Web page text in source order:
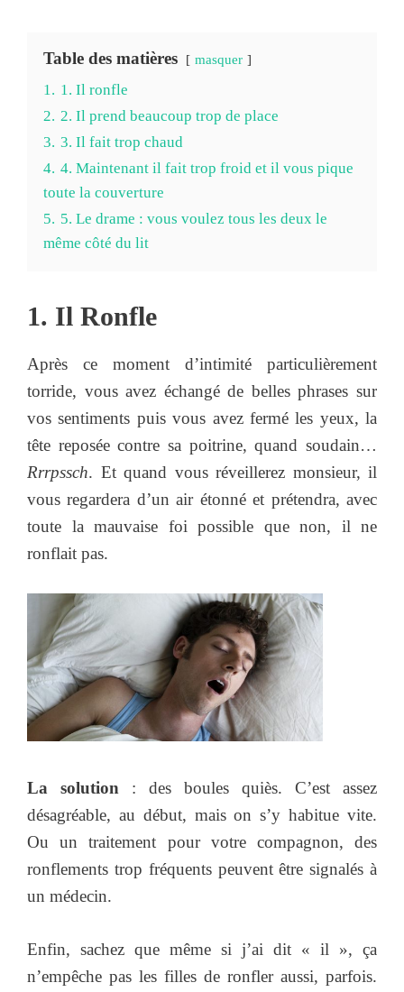
Table des matières masquer
1. 1. Il ronfle
2. 2. Il prend beaucoup trop de place
3. 3. Il fait trop chaud
4. 4. Maintenant il fait trop froid et il vous pique
toute la couverture
5. 5. Le drame : vous voulez tous les deux le
même côté du lit
1. Il Ronfle
Après ce moment d’intimité particulièrement
torride, vous avez échangé de belles phrases sur
vos sentiments puis vous avez fermé les yeux, la
tête reposée contre sa poitrine, quand soudain…
Rrrpssch. Et quand vous réveillerez monsieur, il
vous regardera d’un air étonné et prétendra, avec
toute la mauvaise foi possible que non, il ne
ronflait pas.
La solution : des boules quiès. C’est assez
désagréable, au début, mais on s’y habitue vite.
Ou un traitement pour votre compagnon, des
ronflements trop fréquents peuvent être signalés à
un médecin.
Enfin, sachez que même si j’ai dit « il », ça
n’empêche pas les filles de ronfler aussi, parfois.